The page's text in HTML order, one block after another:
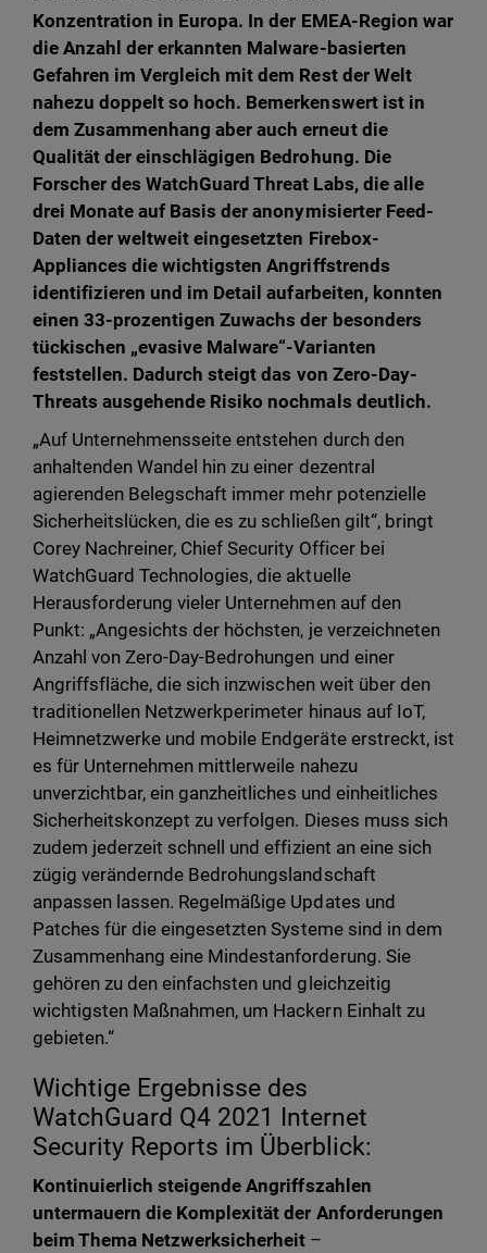
Konzentration in Europa. In der EMEA-Region war
die Anzahl der erkannten Malware-basierten
Gefahren im Vergleich mit dem Rest der Welt
nahezu doppelt so hoch. Bemerkenswert ist in
dem Zusammenhang aber auch erneut die
Qualität der einschlägigen Bedrohung. Die
Forscher des WatchGuard Threat Labs, die alle
drei Monate auf Basis deranonymisierter Feed-
Daten der weltweit eingesetzten Firebox-
Appliances die wichtigsten Angriffstrends
identifizieren und im Detail aufarbeiten, konnten
einen 33-prozentigen Zuwachs der besonders
tückischen „evasive Malware“-Varianten
feststellen. Dadurch steigt das von Zero-Day-
Threats ausgehende Risiko nochmals deutlich.
„Auf Unternehmensseite entstehen durch den
anhaltenden Wandel hin zu einer dezentral
agierenden Belegschaft immer mehr potenzielle
Sicherheitslücken, die es zu schließen gilt“, bringt
Corey Nachreiner, Chief Security Officer bei
WatchGuard Technologies, die aktuelle
Herausforderung vieler Unternehmen auf den
Punkt: „Angesichts der höchsten, je verzeichneten
Anzahl von Zero-Day-Bedrohungen und einer
Angriffsfläche, die sich inzwischen weit über den
traditionellen Netzwerkperimeter hinaus auf IoT,
Heimnetzwerke und mobile Endgeräte erstreckt, ist
es für Unternehmen mittlerweile nahezu
unverzichtbar, ein ganzheitliches und einheitliches
Sicherheitskonzept zu verfolgen. Dieses muss sich
zudem jederzeit schnell und effizient an eine sich
zügig verändernde Bedrohungslandschaft
anpassen lassen. Regelmäßige Updates und
Patches für die eingesetzten Systeme sind in dem
Zusammenhang eine Mindestanforderung. Sie
gehören zu den einfachsten und gleichzeitig
wichtigsten Maßnahmen, um Hackern Einhalt zu
gebieten.“
Wichtige Ergebnisse des
WatchGuard Q4 2021 Internet
Security Reports im Überblick:
Kontinuierlich steigende Angriffszahlen
untermauern die Komplexität der Anforderungen
beim Thema Netzwerksicherheit –